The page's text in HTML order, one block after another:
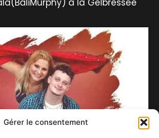
Gérer le consentement
à la Gelbressée